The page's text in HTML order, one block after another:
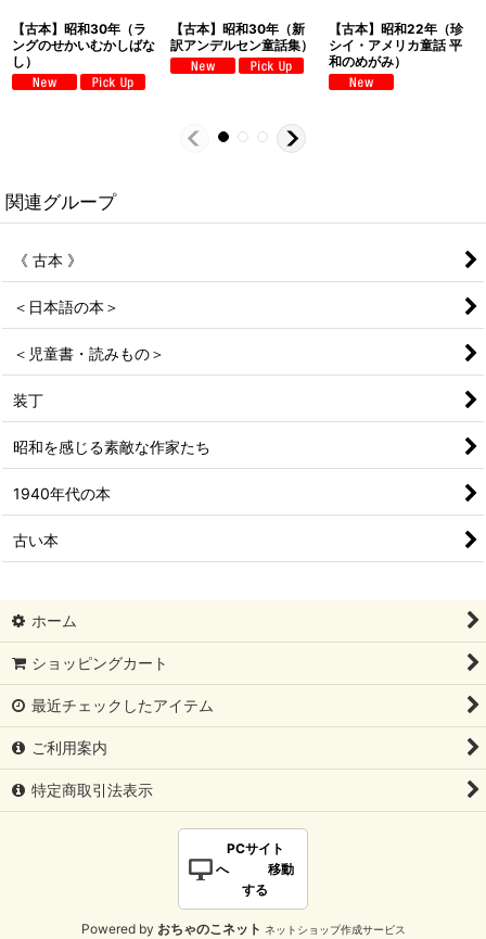
【古本】昭和30年（ラ
ングのせかいむかしばな
し）
【古本】昭和30年（新
訳アンデルセン童話集）
【古本】昭和22年（珍
シイ・アメリカ童話 平
和のめがみ）
関連グループ
《 古本 》
＜日本語の本＞
＜児童書・読みもの＞
装丁
昭和を感じる素敵な作家たち
1940年代の本
古い本
ホーム
ショッピングカート
最近チェックしたアイテム
ご利用案内
特定商取引法表示
PCサイト
へ 移動
する
Powered by おちゃのこネット ネットショップ作成サービス